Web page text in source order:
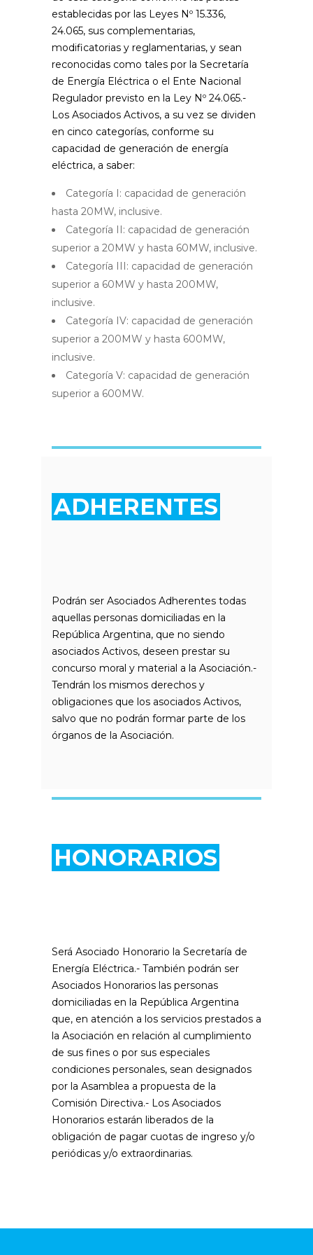
establecidas por las Leyes Nº 15.336,
24.065, sus complementarias,
modificatorias y reglamentarias, y sean
reconocidas como tales por la Secretaría
de Energía Eléctrica o el Ente Nacional
Regulador previsto en la Ley Nº 24.065.-
Los Asociados Activos, a su vez se dividen
en cinco categorías, conforme su
capacidad de generación de energía
eléctrica, a saber:
Categoría I: capacidad de generación
hasta 20MW, inclusive.
Categoría II: capacidad de generación
superior a 20MW y hasta 60MW, inclusive.
Categoría III: capacidad de generación
superior a 60MW y hasta 200MW,
inclusive.
Categoría IV: capacidad de generación
superior a 200MW y hasta 600MW,
inclusive.
Categoría V: capacidad de generación
superior a 600MW.
ADHERENTES
Podrán ser Asociados Adherentes todas
aquellas personas domiciliadas en la
República Argentina, que no siendo
asociados Activos, deseen prestar su
concurso moral y material a la Asociación.-
Tendrán los mismos derechos y
obligaciones que los asociados Activos,
salvo que no podrán formar parte de los
órganos de la Asociación.
HONORARIOS
Será Asociado Honorario la Secretaría de
Energía Eléctrica.- También podrán ser
Asociados Honorarios las personas
domiciliadas en la República Argentina
que, en atención a los servicios prestados a
la Asociación en relación al cumplimiento
de sus fines o por sus especiales
condiciones personales, sean designados
por la Asamblea a propuesta de la
Comisión Directiva.- Los Asociados
Honorarios estarán liberados de la
obligación de pagar cuotas de ingreso y/o
periódicas y/o extraordinarias.